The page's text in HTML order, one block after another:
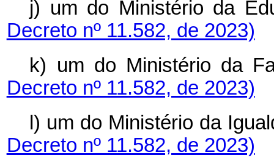
j) um do Ministério
Decreto nº 11.582, de 2023)
k) um do Ministério
Decreto nº 11.582, de 2023)
l) um do Ministério da
Decreto nº 11.582, de 2023)